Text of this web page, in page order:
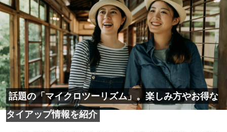
プライバシーポリシー
お問い合わせ
話題の「マイクロツーリズム」。楽しみ方やお得な
タイアップ情報を紹介